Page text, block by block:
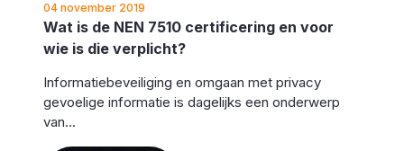
04 november 2019
Wat is de NEN 7510 certificering en voor
wie is die verplicht?
Informatiebeveiliging en omgaan met privacy
gevoelige informatie is dagelijks een onderwerp
van...